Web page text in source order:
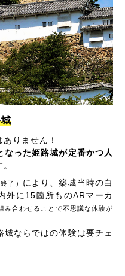
りません！
なった姫路城が定番かつ人
了）
により、築城当時の白
外に15箇所ものARマーカ
み合わせることで不思議な体験が
ならではの体験は要チェ